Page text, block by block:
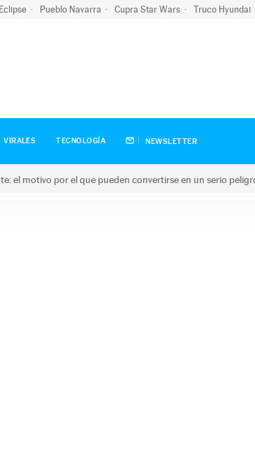
Pueblo Navarra Cupra Star Wars Truco Hyundai
VIRALES TECNOLOGÍA NEWSLETTER
el motivo por el que pueden convertirse en un serio